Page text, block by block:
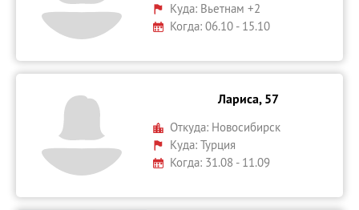
Куда: Вьетнам +2
Когда: 06.10 - 15.10
Лариса, 57
Откуда: Новосибирск
Куда:Турция
Когда: 31.08 - 11.09